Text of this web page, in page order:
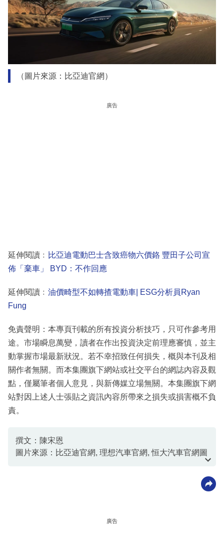
（圖片來源：比亞迪官網）
廣告
延伸閱讀﹕ 比亞迪電動巴士含致癌物六價鉻 豐田子公司宣
佈「棄車」 BYD：不作回應
延伸閱讀﹕ 油價畸型不如轉揸電動車| ESG分析員Ryan
Fung
免責聲明：本專頁刊載的所有投資分析技巧，只可作參考用
途。市場瞬息萬變，讀者在作出投資決定前理應審慎，並主
動掌握市場最新狀況。若不幸招致任何損失，概與本刊及相
關作者無關。而本集團旗下網站或社交平台的網誌內容及觀
點，僅屬筆者個人意見，與新傳媒立場無關。本集團旗下網
站對因上述人士張貼之資訊內容所帶來之損失或損害概不負
責。
撰文：陳宋恩
圖片來源：比亞迪官網, 理想汽車官網, 恒大汽車官網圖
廣告